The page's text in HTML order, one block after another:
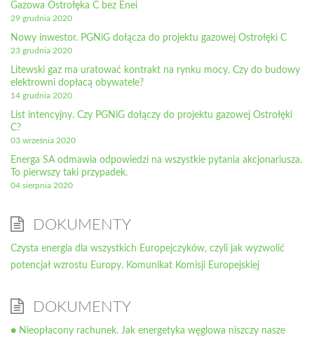
Gazowa Ostrołęka C bez Enei
29 grudnia 2020
Nowy inwestor. PGNiG dołącza do projektu gazowej Ostrołęki C
23 grudnia 2020
Litewski gaz ma uratować kontrakt na rynku mocy. Czy do budowy
elektrowni dopłacą obywatele?
14 grudnia 2020
List intencyjny. Czy PGNiG dołączy do projektu gazowej Ostrołęki
C?
03 września 2020
Energa SA odmawia odpowiedzi na wszystkie pytania akcjonariusza.
To pierwszy taki przypadek.
04 sierpnia 2020
DOKUMENTY
Czysta energia dla wszystkich Europejczyków, czyli jak wyzwolić
potencjał wzrostu Europy. Komunikat Komisji Europejskiej
DOKUMENTY
● Nieopłacony rachunek. Jak energetyka węglowa niszczy nasze